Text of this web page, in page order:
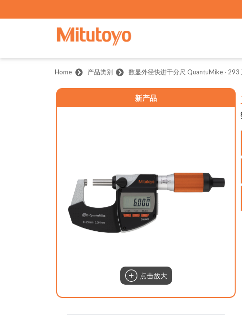
Home 产品类别 数显外径快进千分尺 QuantuMike · 293
新产品
点击放大